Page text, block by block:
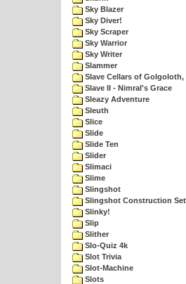
Sky Blazer
Sky Diver!
Sky Scraper
Sky Warrior
Sky Writer
Slammer
Slave Cellars of Golgoloth,
Slave II - Nimral's Grace
Sleazy Adventure
Sleuth
Slice
Slide
Slide Ten
Slider
Slimaci
Slime
Slingshot
Slingshot Construction Set
Slinky!
Slip
Slither
Slo-Quiz 4k
Slot Trivia
Slot-Machine
Slots